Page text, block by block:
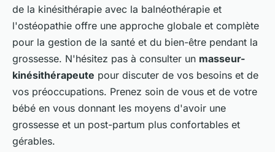
de la kinésithérapie avec la balnéothérapie et
l'ostéopathie offre une approche globale et complète
pour la gestion de la santé et du bien-être pendant la
grossesse. N'hésitez pas à consulter un masseur-
kinésithérapeute pour discuter de vos besoins et de
vos préoccupations. Prenez soin de vous et de votre
bébé en vous donnant les moyens d'avoir une
grossesse et un post-partum plus confortables et
gérables.